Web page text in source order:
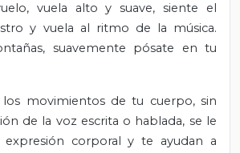
vuela alto y suave, siente el
y vuela al ritmo de la música.
suavemente pósate en tu
movimientos de tu cuerpo, sin
de la voz escrita o hablada, se le
corporal y te ayudan a